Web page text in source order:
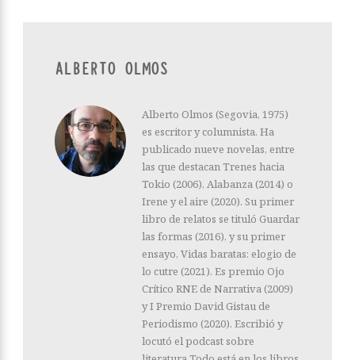
ALBERTO OLMOS
Alberto Olmos (Segovia, 1975)
es escritor y columnista. Ha
publicado nueve novelas, entre
las que destacan Trenes hacia
Tokio (2006), Alabanza (2014) o
Irene y el aire (2020). Su primer
libro de relatos se tituló Guardar
las formas (2016), y su primer
ensayo, Vidas baratas: elogio de
lo cutre (2021). Es premio Ojo
Crítico RNE de Narrativa (2009)
y I Premio David Gistau de
Periodismo (2020). Escribió y
locutó el podcast sobre